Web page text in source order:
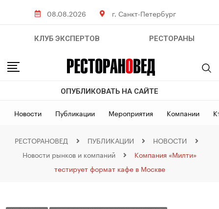
08.08.2026 г. Санкт-Петербург
КЛУБ ЭКСПЕРТОВ РЕСТОРАНЫ
ОПУБЛИКОВАТЬ НА САЙТЕ
Новости Публикации Мероприятия Компании
РЕСТОРАНОВЕД ПУБЛИКАЦИИ
НОВОСТИ
Новости рынков и компаний
Компания «Милти»
тестирует формат кафе в Москве